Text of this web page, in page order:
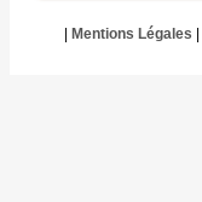
Mentions Légales